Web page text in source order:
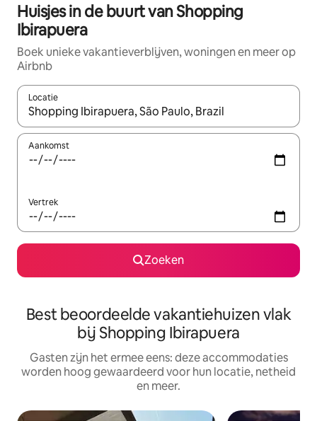
Huisjes in de buurt van Shopping
Ibirapuera
Boek unieke vakantieverblijven, woningen en meer op
Airbnb
Locatie
Wanneer er suggesties beschikbaar zijn, maak je een keuze
Aankomst
Vertrek
Zoeken
Best beoordeelde vakantiehuizen vlak
bij Shopping Ibirapuera
Gasten zijn het ermee eens: deze accommodaties
worden hoog gewaardeerd voor hun locatie, netheid
en meer.